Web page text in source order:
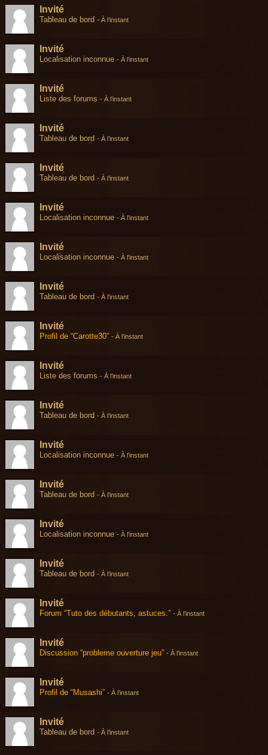
Invité
Tableau de bord - À l’instant
Invité
Localisation inconnue - À l’instant
Invité
Liste des forums - À l’instant
Invité
Tableau de bord - À l’instant
Invité
Tableau de bord - À l’instant
Invité
Localisation inconnue - À l’instant
Invité
Localisation inconnue - À l’instant
Invité
Tableau de bord - À l’instant
Invité
Profil de “Carotte30” - À l’instant
Invité
Liste des forums - À l’instant
Invité
Tableau de bord - À l’instant
Invité
Localisation inconnue - À l’instant
Invité
Tableau de bord - À l’instant
Invité
Localisation inconnue - À l’instant
Invité
Tableau de bord - À l’instant
Invité
Forum “Tuto des débutants, astuces.” - À l’instant
Invité
Discussion “probleme ouverture jeu” - À l’instant
Invité
Profil de “Musashi” - À l’instant
Invité
Tableau de bord - À l’instant